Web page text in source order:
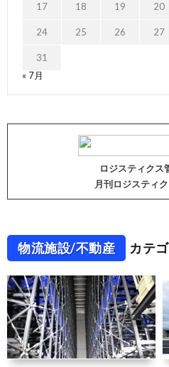
17 18 19 20
24 25 26 27
31
« 7月
ロジスティクス
月刊ロジスティ
物流施設/不動産 カテ